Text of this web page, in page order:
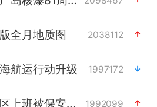
全月地质图 2038112
航运行动升级 1997172
郑国霖回应去景区上班被保安拦下 1992099